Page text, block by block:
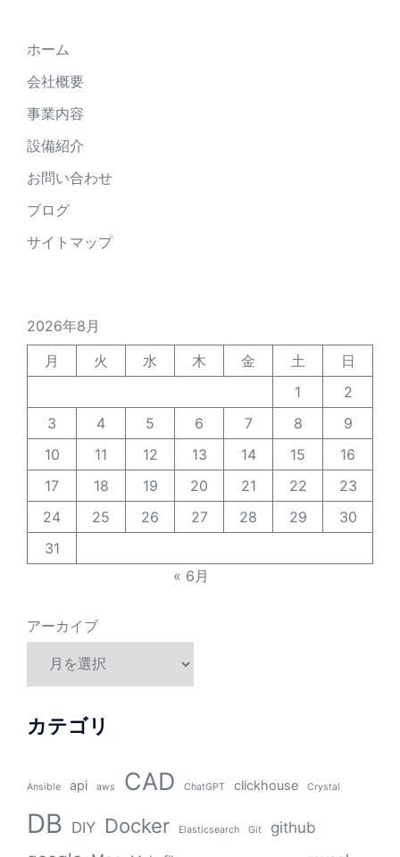
ホーム
会社概要
事業内容
設備紹介
お問い合わせ
ブログ
サイトマップ
2026年8月
月
火 水 木 金 土
日
1
2
3
4 5 6 7 8
9
10
11 12 13 14 15
16
17
18 19 20 21 22
23
24
25 26 27 28 29
30
31
« 6月
アーカイブ
カテゴリ
Ansible api aws CAD ChatGPT clickhouse Crystal
DB DIY Docker Elasticsearch Git github